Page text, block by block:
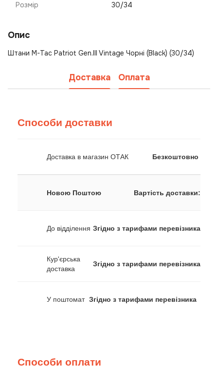
Розмір 30/34
Опис
Штани M-Tac Patriot Gen.III Vintage Чорні (Black) (30/34)
Доставка Оплата
Способи доставки
Доставка в магазин ОТАК Безкоштовно
Новою Поштою Вартість доставки:
До відділення Згідно з тарифами перевізника
Кур'єрська
доставка
Згідно з тарифами перевізника
У поштомат Згідно з тарифами перевізника
Способи оплати